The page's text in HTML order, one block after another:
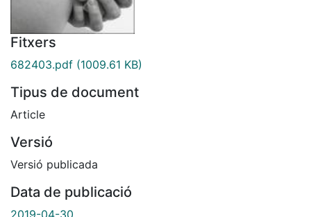
Fitxers
682403.pdf (1009.61 KB)
Tipus de document
Article
Versió
Versió publicada
Data de publicació
2019-04-30